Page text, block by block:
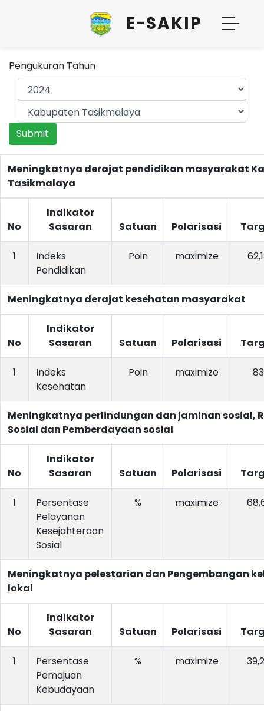
E-SAKIP
Pengukuran Tahun
Submit
Meningkatnya derajat pendidikan masyarakat
Tasikmalaya
No
Indikator
Sasaran
Satuan Polarisasi
1
Indeks
Pendidikan
Poin maximize
Meningkatnya derajat kesehatan masyarakat
No
Indikator
Sasaran
Satuan Polarisasi
1
Indeks
Kesehatan
Poin maximize 83
Meningkatnya perlindungan dan jaminan sosial,
Sosial dan Pemberdayaan sosial
No
Indikator
Sasaran
Satuan Polarisasi
1
Persentase
Pelayanan
Kesejahteraan
Sosial
% maximize
Meningkatnya pelestarian dan Pengembangan
lokal
No
Indikator
Sasaran
Satuan Polarisasi
1
Persentase
Pemajuan
Kebudayaan
% maximize